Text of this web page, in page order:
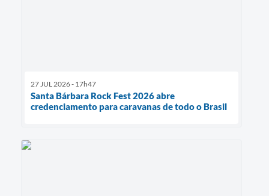
27 JUL 2026 - 17h47
Santa Bárbara Rock Fest 2026 abre
credenciamento para caravanas de todo o Brasil